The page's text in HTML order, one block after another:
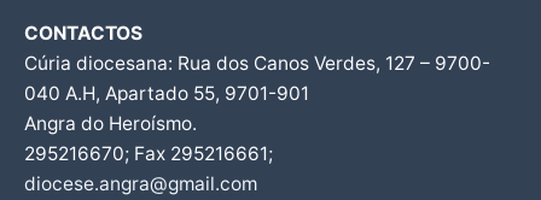
CONTACTOS
Cúria diocesana: Rua dos Canos Verdes, 127 – 9700-
040 A.H, Apartado 55, 9701-901
Angra do Heroísmo.
295216670; Fax 295216661;
diocese.angra@gmail.com